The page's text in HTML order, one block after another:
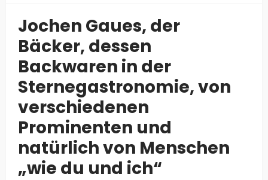
Jochen Gaues, der
Bäcker, dessen
Backwaren in der
Sternegastronomie, von
verschiedenen
Prominenten und
natürlich von Menschen
„wie du und ich“